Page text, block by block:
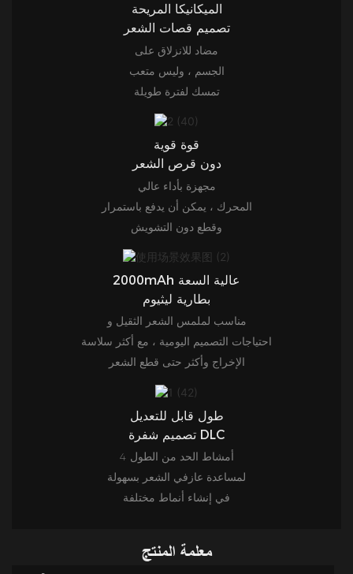
الميكانيكا المريحة
تصميم قصات الشعر
مضاد للانزلاق على
الجسم ، وليس متعب
تمسك لفترة طويلة
قوة قوية
دون قرص الشعر
مجهزة بأداء عالي
المحرك ، يمكن أن يدفع باستمرار
وقطع دون التشويش
2000mAh عالية السعة
بطارية ليثيوم
مناسب لملمس الشعر الثقيل و
احتياجات التصميم اليومية ، مع أكثر سلاسة
الإخراج وأكثر حتى قطع الشعر
طول قابل للتعديل
تصميم شفرة DLC
4 أمشاط الحد من الطول
لمساعدة عازفي الشعر بسهولة
في إنشاء أنماط مختلفة
معلمة المنتج